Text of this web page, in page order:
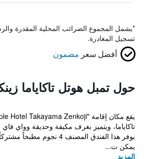
*يشمل المجموع الضرائب المحلية المقدرة
تسجيل المغادرة.
أفضل سعر مضمون
حول تمبل هوتل تاكاياما
تاكاياما، ويتميز بغرف مكيفة وحديقة وواي
يوفر هذا الفندق المصنف 4
يمكن ت...
المزيد